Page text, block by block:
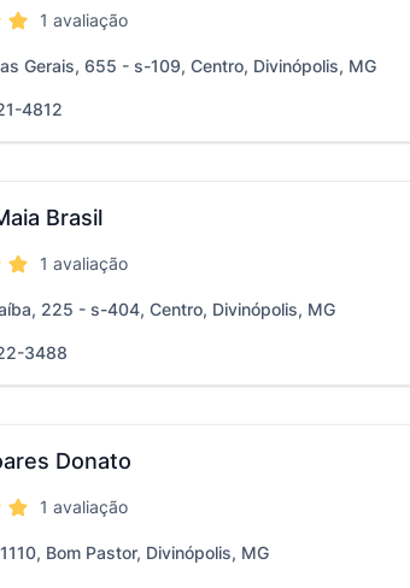
1 avaliação
Gerais, 655 - s-109, Centro, Divinópolis, MG
4812
Brasil
1 avaliação
225 - s-404, Centro, Divinópolis, MG
3488
Donato
1 avaliação
Bom Pastor, Divinópolis, MG